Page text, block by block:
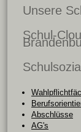
Unsere
Schul-
Abschlüsse
AG's